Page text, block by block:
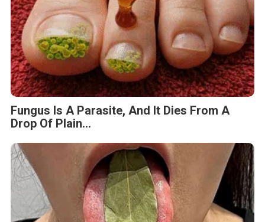
Fungus Is A Parasite, And It Dies From A
Drop Of Plain...